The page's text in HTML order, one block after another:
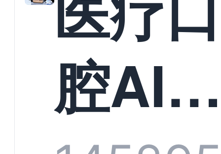
构实现
规模化
腔AI